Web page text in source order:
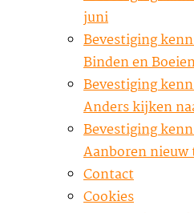
juni
Bevestiging
Binden en
Bevestiging
Anders kijken
Bevestiging
Aanboren
Contact
Cookies